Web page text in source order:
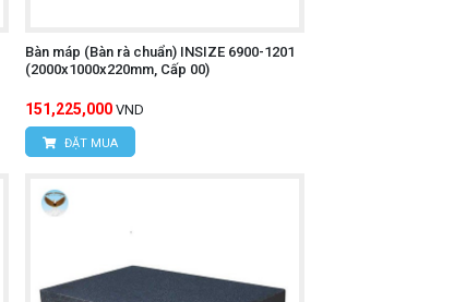
Bàn máp (Bàn rà chuẩn) INSIZE 6900-1201
(2000x1000x220mm, Cấp 00)
151,225,000 VND
ĐẶT MUA